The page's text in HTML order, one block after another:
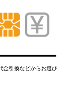
金引換などからお選び